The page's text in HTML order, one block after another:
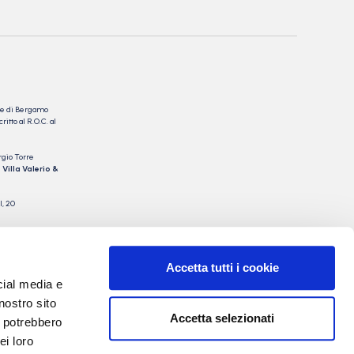
media e
sito
loro
Accetta tutti i cookie
Accetta selezionati
di Bergamo
al R.O.C. al
Torre
Villa Valerio &
20